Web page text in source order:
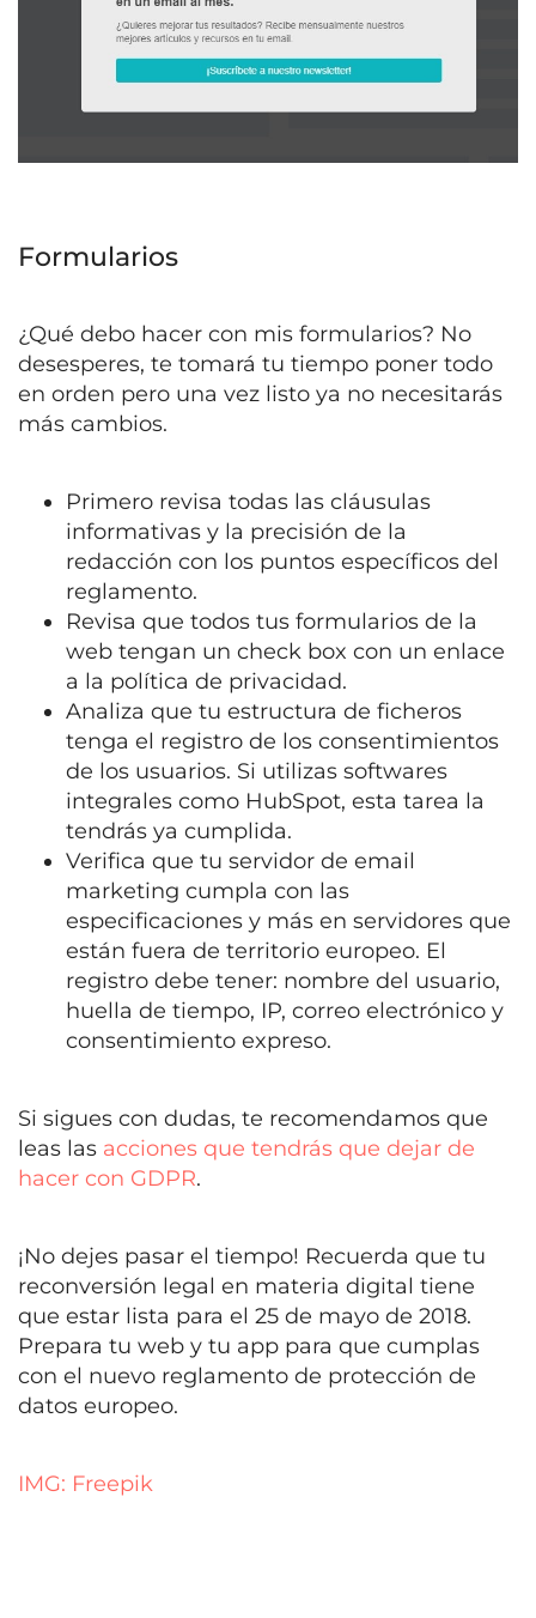
Formularios
¿Qué debo hacer con mis formularios? No
desesperes, te tomará tu tiempo poner todo
en orden pero una vez listo ya no necesitarás
más cambios.
Primero revisa todas las cláusulas
informativas y la precisión de la
redacción con los puntos específicos del
reglamento.
Revisa que todos tus formularios de la
web tengan un check box con un enlace
a la política de privacidad.
Analiza que tu estructura de ficheros
tenga el registro de los consentimientos
de los usuarios. Si utilizas softwares
integrales como HubSpot, esta tarea la
tendrás ya cumplida.
Verifica que tu servidor de email
marketing cumpla con las
especificaciones y más en servidores que
están fuera de territorio europeo. El
registro debe tener: nombre del usuario,
huella de tiempo, IP, correo electrónico y
consentimiento expreso.
Si sigues con dudas, te recomendamos que
leas las acciones que tendrás que dejar de
hacer con GDPR.
¡No dejes pasar el tiempo! Recuerda que tu
reconversión legal en materia digital tiene
que estar lista para el 25 de mayo de 2018.
Prepara tu web y tu app para que cumplas
con el nuevo reglamento de protección de
datos europeo.
IMG: Freepik